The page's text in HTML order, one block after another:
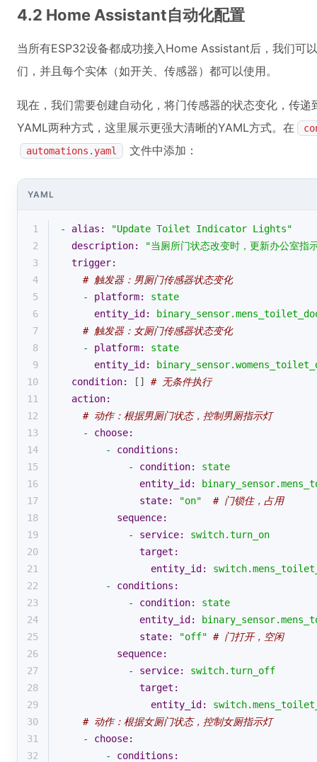
4.2 Home Assistant自动化配置
当所有ESP32设备都成功接入Home Assistant后，我们可
们，并且每个实体（如开关、传感器）都可以使用。
现在，我们需要创建自动化，将门传感器的状态变化，传
YAML两种方式，这里展示更强大清晰的YAML方式。在
automations.yaml
文件中添加：
YAML
1 - alias:
"Update Toilet Indicator Lights"
2
description:
"当厕所门状态改变时，更新办公室指
3
trigger:
4
# 触发器：男厕门传感器状态变化
5
- platform:
state
6
entity_id:
7
# 触发器：女厕门传感器状态变化
8
- platform:
state
9
entity_id:
10
condition: [] # 无条件执行
11
action:
12
# 动作：根据男厕门状态，控制男厕指示灯
13
-
choose:
14
-
conditions:
15
- condition:
state
16
entity_id:
17
state: "on"
# 门锁住，占用
18
sequence:
19
- service:
switch.turn_on
20
target:
21
entity_id:
22
-
conditions:
23
- condition:
state
24
entity_id:
25
state: "off" # 门打开，空闲
26
sequence:
27
- service:
switch.turn_off
28
target:
29
entity_id:
30
# 动作：根据女厕门状态，控制女厕指示灯
31
-
choose:
32
-
conditions: